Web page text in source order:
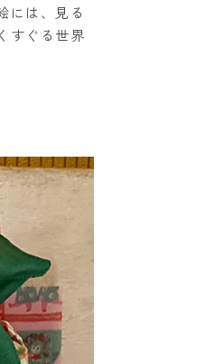
には、見る
すぐる世界